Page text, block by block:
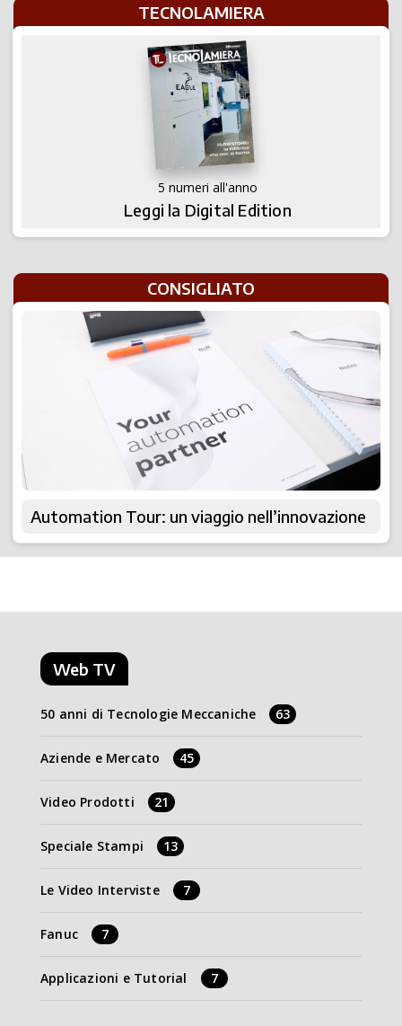
TECNOLAMIERA
5 numeri all'anno
Leggi la Digital Edition
CONSIGLIATO
Automation Tour: un viaggio nell’innovazione
Web TV
50 anni di Tecnologie Meccaniche 63
Aziende e Mercato 45
Video Prodotti 21
Speciale Stampi 13
Le Video Interviste 7
Fanuc 7
Applicazioni e Tutorial 7